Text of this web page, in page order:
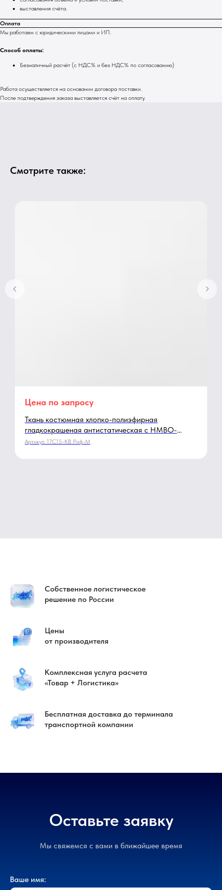
выставления счёта.
Оплата
Мы работаем с юридическими лицами и ИП.
Способ оплаты:
Безналичный расчёт (с НДС% и без НДС% по согласованию)
Работа осуществляется на основании договора поставки.
После подтверждения заказа выставляется счёт на оплату.
Смотрите также:
Ткань костюмная хлопко-полиэфирная
гладкокрашеная антистатическая с НМВО-
отделкой 01-0101
Артикул: 17С15-КВ Риф-М
Цена по запросу
Собственное логистическое
решение по России
Цены
от производителя
Комплексная услуга расчета
«Товар + Логистика»
Бесплатная доставка до терминала
транспортной компании
Оставьте заявку
Мы свяжемся с вами в ближайшее время
Ваше имя: